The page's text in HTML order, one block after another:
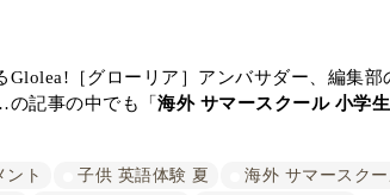
［グローリア］アンバサダー、編集部
の記事の中でも「海外 サマースクール 小学生
ント 子供 英語体験 夏
海外 サマースク